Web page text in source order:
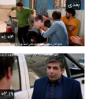
۰۱:۰۴
بعدی
۰۲:۱۹